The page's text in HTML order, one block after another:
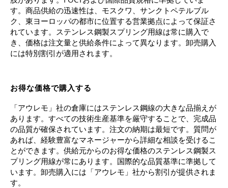
す。商品供給の迅速性は、モスクワ、サンクトペテルブル
ク、東ヨーロッパの都市に位置する営業拠点によって保証さ
れています。ステンレス鋼製スプリング用線は常に購入で
き、価格は注文量と供給条件によって異なります。卸売購入
には特別割引が適用されます。
お得な価格で購入する
「アウレモ」社の倉庫にはステンレス鋼線の大きな品揃えが
あります。すべての技術生産基準を厳守することで、完成品
の品質が確保されています。注文の納期は最短です。質問が
あれば、経験豊富なマネージャーから詳細な相談を受けるこ
とができます。供給元からのお得な価格のステンレス鋼製ス
プリング用線が常にあります。国際的な品質基準に準拠して
います。卸売購入には「アウレモ」社から割引が提供されま
す。